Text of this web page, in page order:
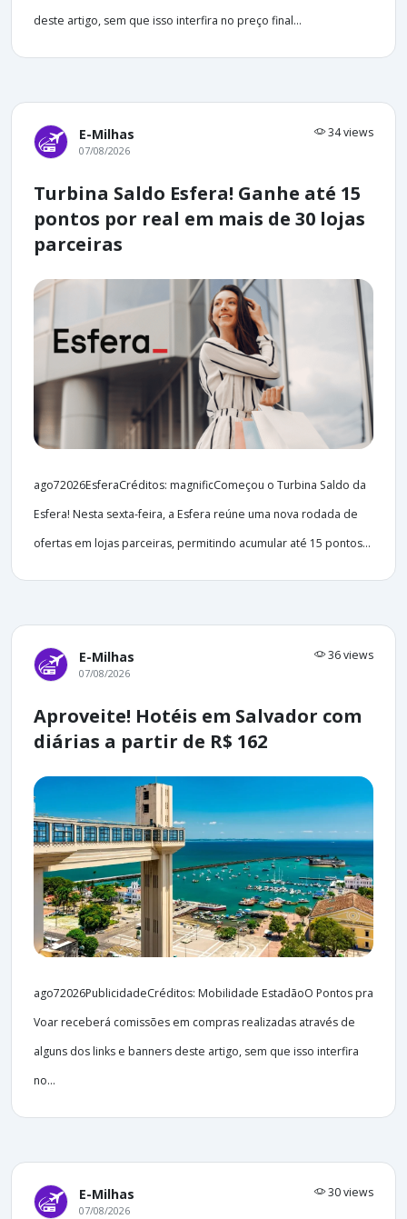
deste artigo, sem que isso interfira no preço final...
E-Milhas 34 views
07/08/2026
Turbina Saldo Esfera! Ganhe até 15
pontos por real em mais de 30 lojas
parceiras
ago72026EsferaCréditos: magnificComeçou o Turbina Saldo da
Esfera! Nesta sexta-feira, a Esfera reúne uma nova rodada de
ofertas em lojas parceiras, permitindo acumular até 15 pontos...
E-Milhas 36 views
07/08/2026
Aproveite! Hotéis em Salvador com
diárias a partir de R$ 162
ago72026PublicidadeCréditos: Mobilidade EstadãoO Pontos pra
Voar receberá comissões em compras realizadas através de
alguns dos links e banners deste artigo, sem que isso interfira
no...
E-Milhas 30 views
07/08/2026